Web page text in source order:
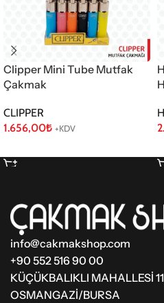
Clipper Mini Tube Mutfak
Çakmak
CLIPPER
1.656,00₺ +KDV
info@cakmakshop.com
+90 552 516 90 00
KÜÇÜKBALIKLI MAHALLESİ
OSMANGAZİ/BURSA